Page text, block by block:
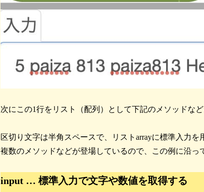
次にこの1行をリスト（配列）として下記のメソッドなど
区切り文字は半角スペースで、リストarrayに標準入力を
複数のメソッドなどが登場しているので、この例に沿っ
input … 標準入力で文字や数値を取得する